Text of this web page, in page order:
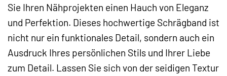
Sie Ihren Nähprojekten einen Hauch von Eleganz
und Perfektion. Dieses hochwertige Schrägband ist
nicht nur ein funktionales Detail, sondern auch ein
Ausdruck Ihres persönlichen Stils und Ihrer Liebe
zum Detail. Lassen Sie sich von der seidigen Textur